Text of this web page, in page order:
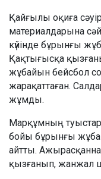
Қайғылы оқиға
материалдарына
күйінде бұрынғы
Қақтығысқа
жұбайын бейсбол
жарақаттаған.
жұмды.
Марқұмның
бойы бұрынғы
айтты.
қызғанып, жанжал